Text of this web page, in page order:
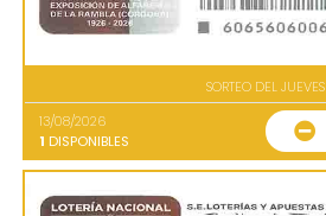
SORTEO DEL JUEVES
13/08/2026
1 DISPONIBLES